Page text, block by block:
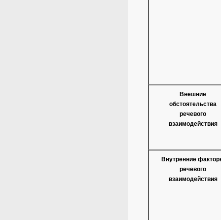
Внешние
обстоятельства
речевого
взаимодействия
Внутренние
речевого
взаимодействия